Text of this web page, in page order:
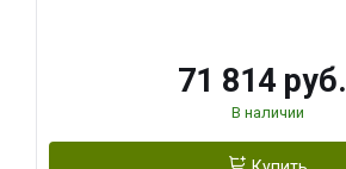
71 814 руб.
В наличии